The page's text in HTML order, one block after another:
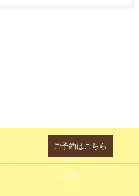
ご予約はこちら
コンセプト